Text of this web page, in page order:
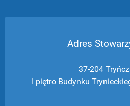
Adres
37-204
I piętro Budynku